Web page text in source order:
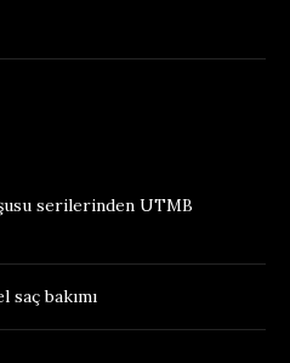
serilerinden UTMB
bakımı